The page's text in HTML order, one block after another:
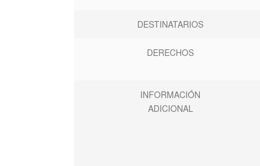
DESTINATARIOS
DERECHOS
INFORMACIÓN
ADICIONAL